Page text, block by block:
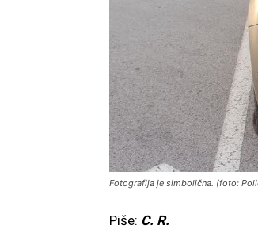
Fotografija je simbolična. (foto:
Piše: C. R.